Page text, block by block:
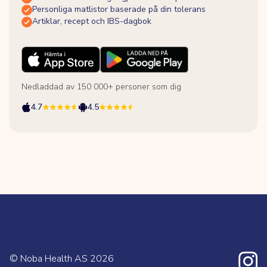
Personliga matlistor baserade på din tolerans
Artiklar, recept och IBS-dagbok
Nedladdad av 150 000+ personer som dig
4.7
4.5
© Noba Health AS 2026